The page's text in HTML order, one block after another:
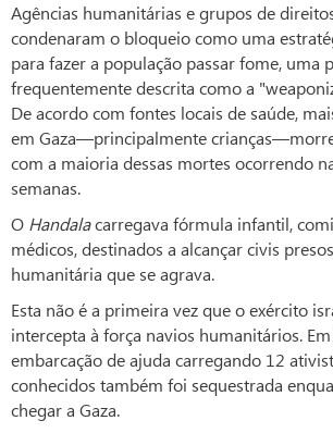
Agências humanitárias e grupos de
condenaram o bloqueio como uma
para fazer a população passar fome, uma
frequentemente descrita como a
De acordo com fontes locais de saúde,
em Gaza—principalmente
com a maioria dessas mortes ocorrendo
semanas.
O Handalacarregava fórmula infantil,
médicos, destinados a alcançar civis
humanitária que se agrava.
Esta não é a primeira vez que o exército
intercepta à força navios humanitários.
embarcação de ajuda carregando 12
conhecidos também foi sequestrada
chegar a Gaza.